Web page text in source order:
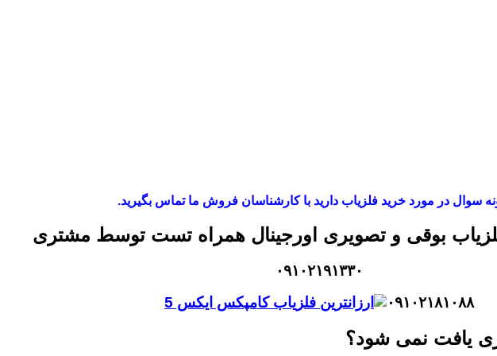
سوال در مورد خرید فلزیاب دارید با کارشناسان فروش ما تماس بگیرید.
بوقی و تصویری اورجینال همراه تست توسط مشتری
۰۹۱۰۲۱۹۱۳۳۰
۰۹۱۰۲۱۸۱۰۸۸
یافت نمی شود؟